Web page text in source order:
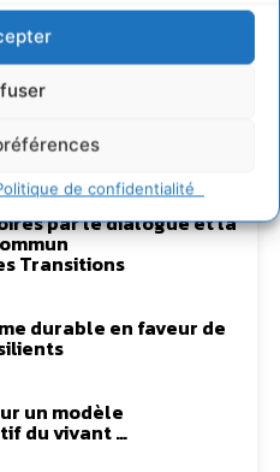
de confidentialité
par le dialogue et la
Transitions
durable en faveur de
un modèle
du vivant …